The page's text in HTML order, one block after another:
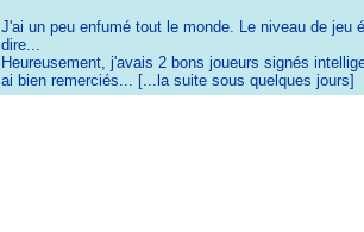
J'ai un peu enfumé tout le monde. Le niveau de jeu
dire...
Heureusement, j'avais 2 bons joueurs signés
ai bien remerciés... [...la suite sous quelques jours]